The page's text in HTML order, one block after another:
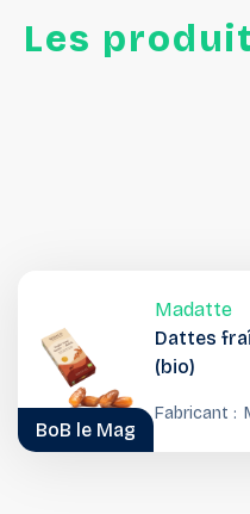
Les
Madatte
Dattes
(bio)
Fabricant :
BoB le Mag